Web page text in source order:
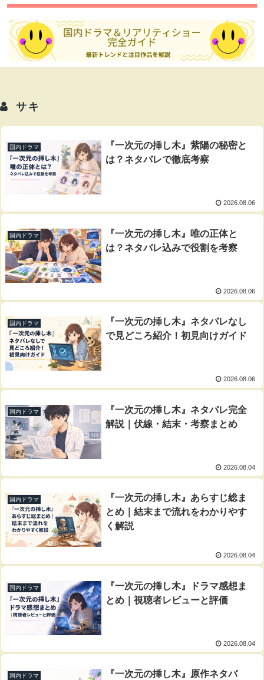
サキ
国内ドラマ
『一次元の挿し木』紫陽の秘密と
は？ネタバレで徹底考察
2026.08.06
国内ドラマ
『一次元の挿し木』唯の正体と
は？ネタバレ込みで役割を考察
2026.08.06
国内ドラマ
『一次元の挿し木』ネタバレなし
で見どころ紹介！初見向けガイド
2026.08.06
国内ドラマ
『一次元の挿し木』ネタバレ完全
解説｜伏線・結末・考察まとめ
2026.08.04
国内ドラマ
『一次元の挿し木』あらすじ総ま
とめ｜結末まで流れをわかりやす
く解説
2026.08.04
国内ドラマ
『一次元の挿し木』ドラマ感想ま
とめ｜視聴者レビューと評価
2026.08.04
国内ドラマ
『一次元の挿し木』原作ネタバ